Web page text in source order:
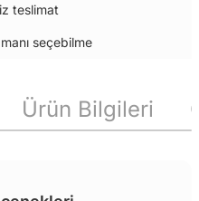
teslimat
seçebilme
Ürün Bilgileri